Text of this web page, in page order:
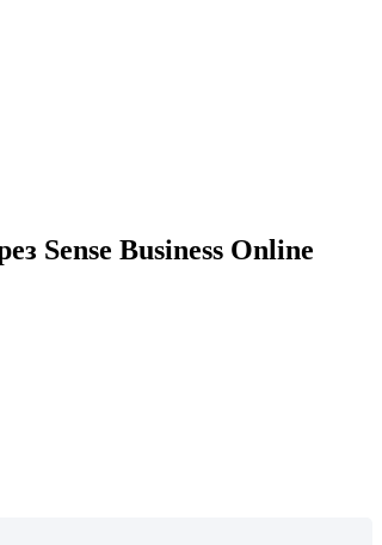
Sense Business Online